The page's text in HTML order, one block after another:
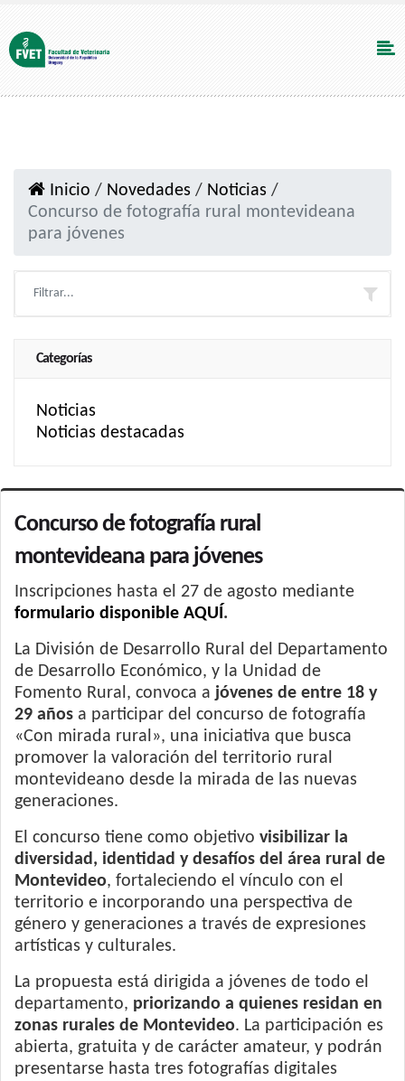
Inicio / Novedades / Noticias /
Concurso de fotografía rural montevideana
para jóvenes
Categorías
Noticias
Noticias destacadas
Concurso de fotografía rural
montevideana para jóvenes
Inscripciones hasta el 27 de agosto mediante
formulario disponible AQUÍ.
La División de Desarrollo Rural del Departamento
de Desarrollo Económico, y la Unidad de
Fomento Rural, convoca a jóvenes de entre 18 y
29 años a participar del concurso de fotografía
«Con mirada rural», una iniciativa que busca
promover la valoración del territorio rural
montevideano desde la mirada de las nuevas
generaciones.
El concurso tiene como objetivo visibilizar la
diversidad, identidad y desafíos del área rural de
Montevideo, fortaleciendo el vínculo con el
territorio e incorporando una perspectiva de
género y generaciones a través de expresiones
artísticas y culturales.
La propuesta está dirigida a jóvenes de todo el
departamento, priorizando a quienes residan en
zonas rurales de Montevideo. La participación es
abierta, gratuita y de carácter amateur, y podrán
presentarse hasta tres fotografías digitales